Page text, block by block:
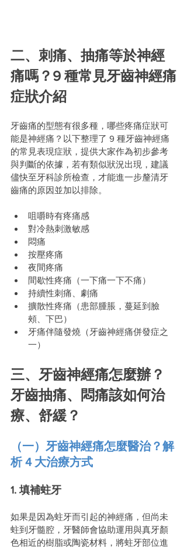
二、刺痛、抽痛等於神經
痛嗎？9 種常見牙齒神經痛
症狀介紹
牙齒痛的型態有很多種，哪些疼痛症狀可
能是神經痛？以下整理了 9 種牙齒神經痛
的常見表現症狀，提供大家作為初步參考
與判斷的依據，若有類似狀況出現，建議
儘快至牙科診所檢查，才能進一步釐清牙
齒痛的原因並加以排除。
咀嚼時有疼痛感
對冷熱刺激敏感
悶痛
按壓疼痛
夜間疼痛
間歇性疼痛（一下痛一下不痛）
持續性刺痛、劇痛
擴散性疼痛（患部腫脹，蔓延到臉
頰、下巴）
牙痛伴隨發燒（牙齒神經痛併發症之
一）
三、牙齒神經痛怎麼辦？
牙齒抽痛、悶痛該如何治
療、舒緩？
（一）牙齒神經痛怎麼醫治？解
析 4 大治療方式
1. 填補蛀牙
如果是因為蛀牙而引起的神經痛，但尚未
蛀到牙髓腔，牙醫師會協助運用與真牙顏
色相近的樹脂或陶瓷材料，將蛀牙部位進